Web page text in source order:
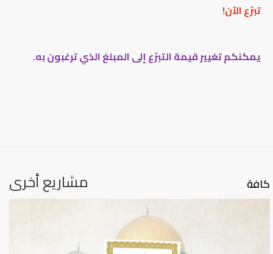
تبرّع الآن!
يمكنكم تغيير قيمة التبرّع إلى المبلغ الذي ترغبون به.
مشاريع أخرى كافة